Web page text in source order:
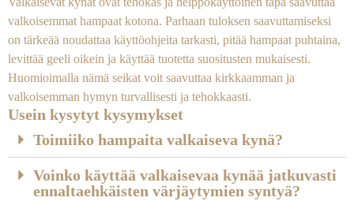
valkoisemmat hampaat kotona. Parhaan tuloksen saavuttamiseksi
on tärkeää noudattaa käyttöohjeita tarkasti, pitää hampaat puhtaina,
levittää geeli oikein ja käyttää tuotetta suositusten mukaisesti.
Huomioimalla nämä seikat voit saavuttaa kirkkaamman ja
valkoisemman hymyn turvallisesti ja tehokkaasti.
Usein kysytyt kysymykset
Toimiiko hampaita valkaiseva kynä?
Voinko käyttää valkaisevaa kynää jatkuvasti
ennaltaehkäisten värjäytymien syntyä?